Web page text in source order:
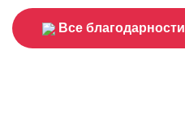
Все благодарности